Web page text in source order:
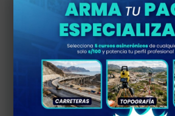
01
MÓDULO 1
Introducción